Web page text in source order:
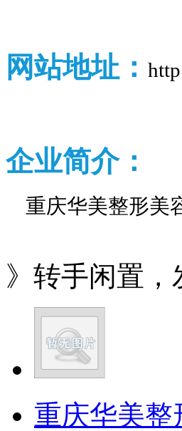
网站地址：
企业简介：
重庆华美整形美
》转手闲置，
重庆华美整